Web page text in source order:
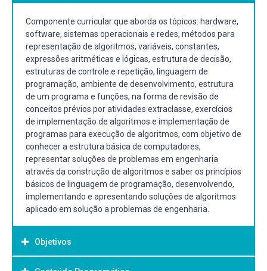
Componente curricular que aborda os tópicos: hardware,
software, sistemas operacionais e redes, métodos para
representação de algoritmos, variáveis, constantes,
expressões aritméticas e lógicas, estrutura de decisão,
estruturas de controle e repetição, linguagem de
programação, ambiente de desenvolvimento, estrutura
de um programa e funções, na forma de revisão de
conceitos prévios por atividades extraclasse, exercícios
de implementação de algoritmos e implementação de
programas para execução de algoritmos, com objetivo de
conhecer a estrutura básica de computadores,
representar soluções de problemas em engenharia
através da construção de algoritmos e saber os princípios
básicos de linguagem de programação, desenvolvendo,
implementando e apresentando soluções de algoritmos
aplicado em solução a problemas de engenharia.
Objetivos